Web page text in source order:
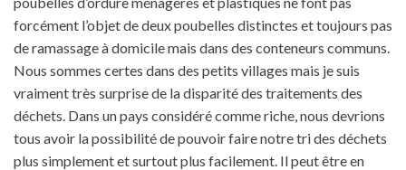
forcément l’objet de deux poubelles distinctes et toujours pas
de ramassage à domicile mais dans des conteneurs communs.
Nous sommes certes dans des petits villages mais je suis
vraiment très surprise de la disparité des traitements des
déchets. Dans un pays considéré comme riche, nous devrions
tous avoir la possibilité de pouvoir faire notre tri des déchets
plus simplement et surtout plus facilement. Il peut être en